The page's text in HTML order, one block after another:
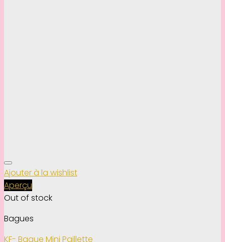
Ajouter à la wishlist
Aperçu
Out of stock
Bagues
KF- Bague Mini Paillette